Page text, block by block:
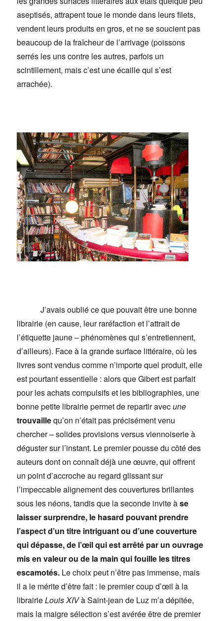
aseptisés, attrapent toue le monde dans leurs filets,
vendent leurs produits en gros, et ne se soucient pas
beaucoup de la fraîcheur de l’arrivage (poissons
serrés les uns contre les autres, parfois un
scintillement, mais c’est une écaille qui s’est
arrachée).
J’avais oublié ce que pouvait être une bonne
librairie (en cause, leur raréfaction et l’attrait de
l’étiquette jaune – phénomènes qui s’entretiennent,
d’ailleurs). Face à la grande surface littéraire, où les
livres sont vendus comme n’importe quel produit, elle
est pourtant essentielle : alors que Gibert est parfait
pour les achats compulsifs et les bibliographies, une
bonne petite librairie permet de repartir avecune
trouvaillequ’on n’était pas précisément venu
chercher – solides provisions versus viennoiserie à
déguster sur l’instant. Le premier pousse du côté des
auteurs dont on connaît déjà une œuvre, qui offrent
un point d’accroche au regard glissant sur
l’impeccable alignement des couvertures brillantes
sous les néons, tandis que la seconde invite àse
laisser surprendre, le hasard pouvant prendre
l’aspect d’un titre intriguant ou d’une couverture
qui dépasse, de l’œil qui est arrêté par un ouvrage
mis en valeur ou de la main qui fouille les titres
escamotés. Le choix peut n’être pas immense, mais
il a le mérite d’être fait : le premier coup d’œil à la
librairieLouis XIVà Saint-jean de Luz m’a dépitée,
mais la maigre sélection s’est avérée être de premier